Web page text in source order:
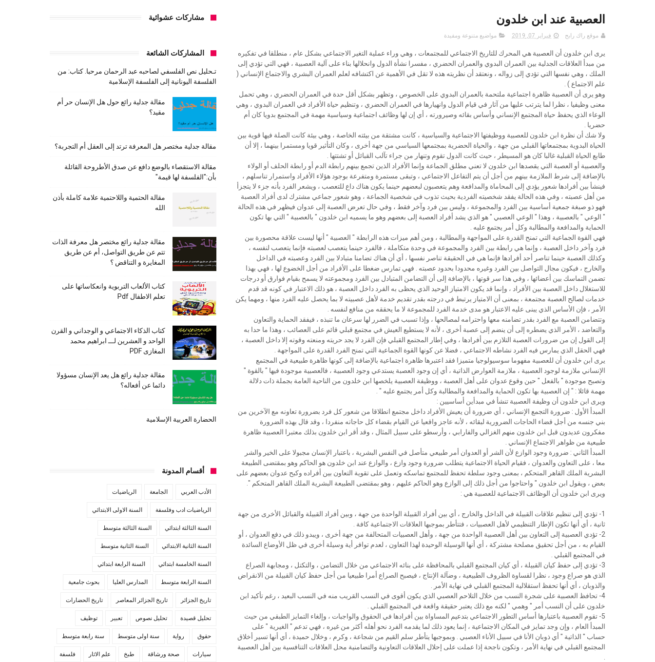
العصبية عند ابن خلدون
موقع راك رابح فبراير 07, 2019 مواضيع متنوعة ومفيدة
ﻳﺮﻯ ﺍﺑﻦ ﺧﻠﺪﻭﻥ ﺃﻥ ﺍﻟﻌﺼﺒﻴﺔ ﻫﻲ ﺍﻟﻤﺤﺮﻙ ﻟﻠﺘﺎﺭﻳﺦ ﺍﻻﺟﺘﻤﺎﻋﻲ ﻟﻠﻤﺠﺘﻤﻌﺎﺕ ، ﻭﻫﻲ ﻭﺭﺍﺀ ﻋﻤﻠﻴﺔ ﺍﻟﺘﻐﻴﺮ ﺍﻻﺟﺘﻤﺎﻋﻲ ﺑﺸﻜﻞ ﻋﺎﻡ ، ﻣﻨﻄﻠﻘﺎ ﻓﻲ ﺗﻔﻜﻴﺮﻩ
ﻣﻦ ﻣﺒﺪﺃ ﺍﻟﻌﻼﻗﺎﺕ ﺍﻟﺠﺪﻟﻴﺔ ﺑﻴﻦ ﺍﻟﻌﻤﺮﺍﻥ ﺍﻟﺒﺪﻭﻱ ﻭﺍﻟﻌﻤﺮﺍﻥ ﺍﻟﺤﻀﺮﻱ ، ﻣﻔﺴﺮﺍ ﻧﺸﺄﺓ ﺍﻟﺪﻭﻝ ﻭﺍﻧﺤﻼﻟﻬﺎ ﺑﻨﺎﺀ ﻋﻠﻰ ﺁﻟﻴﺔ ﺍﻟﻌﺼﺒﻴﺔ ، ﻓﻬﻲ ﺍﻟﺘﻲ ﺗﺆﺩﻱ ﺇﻟﻰ
ﺍﻟﻤﻠﻚ ، ﻭﻫﻲ ﻧﻔﺴﻬﺎ ﺍﻟﺘﻲ ﺗﺆﺩﻱ ﺇﻟﻰ ﺯﻭﺍﻟﻪ ، ﻭﻧﻌﺘﻘﺪ ﺃﻥ ﻧﻈﺮﻳﺘﻪ ﻫﺬﻩ ﻻ ﺗﻘﻞ ﻓﻲ ﺍﻷﻫﻤﻴﺔ ﻋﻦ ﺍﻛﺘﺸﺎﻓﻪ ﻟﻌﻠﻢ ﺍﻟﻌﻤﺮﺍﻥ ﺍﻟﺒﺸﺮﻱ ﻭﺍﻻﺟﺘﻤﺎﻉ ﺍﻹﻧﺴﺎﻧﻲ (
ﻋﻠﻢ ﺍﻻﺟﺘﻤﺎﻉ ) .
ﻭﻫﻮ ﻳﺮﻯ ﺃﻥ ﺍﻟﻌﺼﺒﻴﺔ ﻇﺎﻫﺮﺓ ﺍﺟﺘﻤﺎﻋﻴﺔ ﻣﻠﺘﺤﻤﺔ ﺑﺎﻟﻌﻤﺮﺍﻥ ﺍﻟﺒﺪﻭﻱ ﻋﻠﻰ ﺍﻟﺨﺼﻮﺹ ، ﻭﺗﻈﻬﺮ ﺑﺸﻜﻞ ﺃﻗﻞ ﺣﺪﺓ ﻓﻲ ﺍﻟﻌﻤﺮﺍﻥ ﺍﻟﺤﻀﺮﻱ ، ﻭﻫﻲ ﺗﺤﻤﻞ
ﻣﻌﻨﻰ ﻭﻇﻴﻔﻴﺎ ، ﻧﻈﺮﺍ ﻟﻤﺎ ﻳﺘﺮﺗﺐ ﻋﻠﻴﻬﺎ ﻣﻦ ﺁﺛﺎﺭ ﻓﻲ ﻗﻴﺎﻡ ﺍﻟﺪﻭﻝ ﻭﺍﻧﻬﻴﺎﺭﻫﺎ ﻓﻲ ﺍﻟﻌﻤﺮﺍﻥ ﺍﻟﺤﻀﺮﻱ ، ﻭﺗﻨﻈﻴﻢ ﺣﻴﺎﺓ ﺍﻷﻓﺮﺍﺩ ﻓﻲ ﺍﻟﻌﻤﺮﺍﻥ ﺍﻟﺒﺪﻭﻱ ، ﻭﻫﻲ
ﺍﻟﻮﻋﺎﺀ ﺍﻟﺬﻱ ﻳﺤﻔﻆ ﺣﻴﺎﺓ ﺍﻟﻤﺠﺘﻤﻊ ﺍﻹﻧﺴﺎﻧﻲ ﻭﺃﺳﺎﺱ ﺑﻘﺎﺋﻪ ﻭﺻﻴﺮﻭﺭﺗﻪ ، ﺃﻱ ﺇﻥ ﻟﻬﺎ ﻭﻇﺎﺋﻒ ﺍﺟﺘﻤﺎﻋﻴﺔ ﻭﺳﻴﺎﺳﻴﺔ ﻣﻬﻤﺔ ﻓﻲ ﺍﻟﻤﺠﺘﻤﻊ ﺑﺪﻭﻳﺎ ﻛﺎﻥ ﺃﻡ
ﺣﻀﺮﻳﺎ .
ﻭﻻ ﺷﻚ ﺃﻥ ﻧﻈﺮﺓ ﺍﺑﻦ ﺧﻠﺪﻭﻥ ﻟﻠﻌﺼﺒﻴﺔ ﻭﻭﻇﻴﻔﺘﻬﺎ ﺍﻻﺟﺘﻤﺎﻋﻴﺔ ﻭﺍﻟﺴﻴﺎﺳﻴﺔ ، ﻛﺎﻧﺖ ﻣﺸﺘﻘﺔ ﻣﻦ ﺑﻴﺌﺘﻪ ﺍﻟﺨﺎﺻﺔ ، ﻭﻫﻲ ﺑﻴﺌﺔ ﻛﺎﻧﺖ ﺍﻟﺼﻠﺔ ﻓﻴﻬﺎ ﻗﻮﻳﺔ ﺑﻴﻦ
ﺍﻟﺤﻴﺎﺓ ﺍﻟﺒﺪﻭﻳﺔ ﺑﻤﺠﺘﻤﻌﺎﺗﻬﺎ ﺍﻟﻘﺒﻠﻲ ﻣﻦ ﺟﻬﺔ ، ﻭﺍﻟﺤﻴﺎﺓ ﺍﻟﺤﻀﺮﻳﺔ ﺑﻤﺠﺘﻤﻌﻬﺎ ﺍﻟﺴﻴﺎﺳﻲ ﻣﻦ ﺟﻬﺔ ﺃﺧﺮﻯ ، ﻭﻛﺎﻥ ﺍﻟﺘﺄﺛﻴﺮ ﻗﻮﻳﺎ ﻭﻣﺴﺘﻤﺮﺍ ﺑﻴﻨﻬﻤﺎ ، ﺇﻻ ﺃﻥ
ﻃﺎﺑﻊ ﺍﻟﺤﻴﺎﺓ ﺍﻟﻘﺒﻠﻴﺔ ﻏﺎﻟﺒﺎ ﻛﺎﻥ ﻫﻮ ﺍﻟﻤﺴﻴﻄﺮ ، ﺣﻴﺚ ﻛﺎﻧﺖ ﺍﻟﺪﻭﻝ ﺗﻘﻮﻡ ﻭﺗﻨﻬﺎﺭ ﻣﻦ ﺟﺮﺍﺀ ﺗﺂﻟﺐ ﺍﻟﻘﺒﺎﺋﻞ ﺃﻭ ﺗﺸﺘﺘﻬﺎ .
ﻭﺍﻟﻌﺼﺒﻴﺔ ﺃﻭ ﺍﻟﻌﺼﺒﺔ ﺍﻟﺘﻲ ﻳﻘﺼﺪﻫﺎ ﺍﺑﻦ ﺧﻠﺪﻭﻥ ﻻ ﺗﻌﻨﻲ ﻣﻄﻠﻖ ﺍﻟﺠﻤﺎﻋﺔ ﻭﺇﻧﻤﺎ ﺍﻷﻓﺮﺍﺩ ﺍﻟﺬﻳﻦ ﺗﺠﻤﻊ ﺑﻴﻨﻬﻢ ﺭﺍﺑﻄﺔ ﺍﻟﺪﻡ ﺃﻭ ﺭﺍﺑﻄﺔ ﺍﻟﺤﻠﻒ ﺃﻭ ﺍﻟﻮﻻﺀ
ﺑﺎﻹﺿﺎﻓﺔ ﺇﻟﻰ ﺷﺮﻁ ﺍﻟﻤﻼﺯﻣﺔ ﺑﻴﻨﻬﻢ ﻣﻦ ﺃﺟﻞ ﺃﻥ ﻳﺘﻢ ﺍﻟﺘﻔﺎﻋﻞ ﺍﻻﺟﺘﻤﺎﻋﻲ ، ﻭﺗﺒﻘﻰ ﻣﺴﺘﻤﺮﺓ ﻭﻣﺘﻔﺮﻋﺔ ﺑﻮﺟﻮﺩ ﻫﺆﻻﺀ ﺍﻷﻓﺮﺍﺩ ﻭﺍﺳﺘﻤﺮﺍﺭ ﺗﻨﺎﺳﻠﻬﻢ ،
ﻓﻴﻨﺸﺄ ﺑﻴﻦ ﺃﻓﺮﺍﺩﻫﺎ ﺷﻌﻮﺭ ﻳﺆﺩﻱ ﺇﻟﻰ ﺍﻟﻤﺤﺎﻣﺎﺓ ﻭﺍﻟﻤﺪﺍﻓﻌﺔ ﻭﻫﻢ ﻳﺘﻌﺼﺒﻮﻥ ﻟﺒﻌﻀﻬﻢ ﺣﻴﻨﻤﺎ ﻳﻜﻮﻥ ﻫﻨﺎﻙ ﺩﺍﻉ ﻟﻠﺘﻌﺼﺐ ، ﻭﻳﺸﻌﺮ ﺍﻟﻔﺮﺩ ﺑﺄﻧﻪ ﺟﺰﺀ ﻻ ﻳﺘﺠﺰﺃ
ﻣﻦ ﺃﻫﻞ ﻋﺼﺒﺘﻪ ، ﻭﻓﻲ ﻫﺬﻩ ﺍﻟﺤﺎﻟﺔ ﻳﻔﻘﺪ ﺷﺨﺼﻴﺘﻪ ﺍﻟﻔﺮﺩﻳﺔ ﺑﺤﻴﺚ ﺗﺬﻭﺏ ﻓﻲ ﺷﺨﺼﻴﺔ ﺍﻟﺠﻤﺎﻋﺔ ، ﻭﻫﻮ ﺷﻌﻮﺭ ﺟﻤﺎﻋﻲ ﻣﺸﺘﺮﻙ ﻟﺪﻯ ﺃﻓﺮﺍﺩ ﺍﻟﻌﺼﺒﺔ
ﻓﻬﻮ ﺫﻭ ﺻﺒﻐﺔ ﺟﻤﻌﻴﺔ ﺃﺳﺎﺳﻴﺔ ﺑﻴﻦ ﺍﻟﻔﺮﺩ ﻭﺍﻟﻤﺠﻤﻮﻋﺔ ، ﻭﻟﻴﺲ ﺑﻴﻦ ﻓﺮﺩ ﻭﺁﺧﺮ ﻓﻘﻂ ، ﻭﻓﻲ ﺣﺎﻝ ﺗﻌﺮﺽ ﺍﻟﻌﺼﺒﺔ ﺇﻟﻰ ﻋﺪﻭﺍﻥ ﻓﻴﻈﻬﺮ ﻓﻲ ﻫﺬﻩ ﺍﻟﺤﺎﻟﺔ
" ﺍﻟﻮﻋﻲ " ﺑﺎﻟﻌﺼﺒﻴﺔ ، ﻭﻫﺬﺍ " ﺍﻟﻮﻋﻲ ﺍﻟﻌﺼﺒﻲ " ﻫﻮ ﺍﻟﺬﻱ ﻳﺸﺪ ﺃﻓﺮﺍﺩ ﺍﻟﻌﺼﺒﺔ ﺇﻟﻰ ﺑﻌﻀﻬﻢ ﻭﻫﻮ ﻣﺎ ﻳﺴﻤﻴﻪ ﺍﺑﻦ ﺧﻠﺪﻭﻥ " ﺑﺎﻟﻌﺼﺒﻴﺔ " ﺍﻟﺘﻲ ﺑﻬﺎ ﺗﻜﻮﻥ
ﺍﻟﺤﻤﺎﻳﺔ ﻭﺍﻟﻤﺪﺍﻓﻌﺔ ﻭﺍﻟﻤﻄﺎﻟﺒﺔ ﻭﻛﻞ ﺃﻣﺮ ﻳﺠﺘﻤﻊ ﻋﻠﻴﻪ .
ﻓﻬﻲ ﺍﻟﻘﻮﺓ ﺍﻟﺠﻤﺎﻋﻴﺔ ﺍﻟﺘﻲ ﺗﻤﻨﺢ ﺍﻟﻘﺪﺭﺓ ﻋﻠﻰ ﺍﻟﻤﻮﺍﺟﻬﺔ ﻭﺍﻟﻤﻄﺎﻟﺒﺔ ، ﻭﻣﻦ ﺃﻫﻢ ﻣﻴﺰﺍﺕ ﻫﺬﻩ ﺍﻟﺮﺍﺑﻄﺔ " ﺍﻟﻌﺼﺒﻴﺔ " ﺃﻧﻬﺎ ﻟﻴﺴﺖ ﻋﻼﻗﺔ ﻣﺤﺼﻮﺭﺓ ﺑﻴﻦ
ﻓﺮﺩ ﻭﺁﺧﺮ ﺩﺍﺧﻞ ﺍﻟﻌﺼﺒﺔ ، ﻭﺇﻧﻤﺎ ﻫﻲ ﺭﺍﺑﻄﺔ ﺑﻴﻦ ﺍﻟﻔﺮﺩ ﻭﺍﻟﻤﺠﻤﻮﻋﺔ ﻓﻲ ﻭﺣﺪﺓ ﻣﺘﻜﺎﻣﻠﺔ ، ﻓﺎﻟﻔﺮﺩ ﺣﻴﻨﻤﺎ ﻳﺘﻌﺼﺐ ﻟﻌﺼﺒﺘﻪ ﻓﺈﻧﻤﺎ ﻳﺘﻌﺼﺐ ﻟﻨﻔﺴﻪ ،
ﻭﻛﺬﻟﻚ ﺍﻟﻌﺼﺒﺔ ﺣﻴﻨﻤﺎ ﺗﻨﺎﺻﺮ ﺃﺣﺪ ﺃﻓﺮﺍﺩﻫﺎ ﻓﺈﻧﻤﺎ ﻫﻲ ﻓﻲ ﺍﻟﺤﻘﻴﻘﺔ ﺗﻨﺎﺻﺮ ﻧﻔﺴﻬﺎ ، ﺃﻱ ﺃﻥ ﻫﻨﺎﻙ ﺗﻀﺎﻣﻨﺎ ﻣﺘﺒﺎﺩﻻ ﺑﻴﻦ ﺍﻟﻔﺮﺩ ﻭﻋﺼﺒﺘﻪ ﻓﻲ ﺍﻟﺪﺍﺧﻞ
ﻭﺍﻟﺨﺎﺭﺝ ، ﻓﻴﻜﻮﻥ ﻣﺠﺎﻝ ﺍﻟﺘﻮﺍﺻﻞ ﺑﻴﻦ ﺍﻟﻔﺮﺩ ﻭﻏﻴﺮﻩ ﻣﺤﺪﻭﺩﺍ ﺑﺤﺪﻭﺩ ﻋﺼﺒﺘﻪ . ﻓﻬﻲ ﺗﻤﺎﺭﺱ ﺿﻐﻄﺎ ﻋﻠﻰ ﺍﻷﻓﺮﺍﺩ ﻣﻦ ﺃﺟﻞ ﺍﻟﺨﻀﻮﻉ ﻟﻬﺎ ، ﻓﻬﻲ ﺑﻬﺬﺍ
ﺗﻀﻤﻦ ﺍﻟﺘﻤﺎﺳﻚ ﺑﻴﻦ ﺃﻋﻀﺎﺋﻬﺎ ، ﻭﻓﻲ ﻫﺬﺍ ﺳﺮ ﻗﻮﺗﻬﺎ ، ﺑﺎﻹﺿﺎﻓﺔ ﺇﻟﻰ ﺃﻥ ﺍﻟﺘﻀﺎﻣﻦ ﺍﻟﻤﺘﺒﺎﺩﻝ ﺑﻴﻦ ﺍﻟﻔﺮﺩ ﻭﻣﺠﻤﻮﻋﺘﻪ ﻻ ﻳﺴﻤﺢ ﺑﻘﻴﺎﻡ ﻓﻮﺍﺭﻕ ﺃﻭ ﺩﺭﺟﺎﺕ
ﻟﻼﺳﺘﻐﻼﻝ ﺩﺍﺧﻞ ﺍﻟﻌﺼﺒﺔ ﺑﻴﻦ ﺍﻷﻓﺮﺍﺩ ، ﻭﺇﻧﻤﺎ ﻗﺪ ﻳﻜﻮﻥ ﺍﻻﻣﺘﻴﺎﺯ ﺍﻟﻮﺣﻴﺪ ﺍﻟﺬﻱ ﻳﺤﻈﻰ ﺑﻪ ﺍﻟﻔﺮﺩ ﺩﺍﺧﻞ ﺍﻟﻌﺼﺒﺔ ، ﻫﻮ ﺫﻟﻚ ﺍﻻﻋﺘﺒﺎﺭ ﻓﻲ ﻛﻮﻧﻪ ﻗﺪ ﻗﺪﻡ
ﺧﺪﻣﺎﺕ ﻟﺼﺎﻟﺢ ﺍﻟﻌﺼﺒﺔ ﻣﺠﺘﻤﻌﺔ ، ﺑﻤﻌﻨﻰ ﺃﻥ ﺍﻻﻣﺘﻴﺎﺯ ﻳﺮﺗﺒﻂ ﻓﻲ ﺩﺭﺟﺘﻪ ﺑﻘﺪﺭ ﺗﻘﺪﻳﻢ ﺧﺪﻣﺔ ﻷﻫﻞ ﻋﺼﺒﻴﺘﻪ ﻻ ﺑﻤﺎ ﻳﺤﺼﻞ ﻋﻠﻴﻪ ﺍﻟﻔﺮﺩ ﻣﻨﻬﺎ ، ﻭﻣﻬﻤﺎ ﻳﻜﻦ
ﺍﻷﻣﺮ ، ﻓﺈﻥ ﺍﻷﺳﺎﺱ ﺍﻟﺬﻱ ﻳﺒﻨﻰ ﻋﻠﻴﻪ ﺍﻻﻋﺘﺒﺎﺭ ﻫﻮ ﻣﺪﻯ ﺧﺪﻣﺔ ﺍﻟﻔﺮﺩ ﻟﻠﻤﺠﻤﻮﻋﺔ ﻻ ﻣﺎ ﻳﺤﻘﻘﻪ ﻣﻦ ﻣﻨﺎﻓﻊ ﻟﻨﻔﺴﻪ .
ﻭﺗﺘﻀﺎﻣﻦ ﺍﻟﻌﺼﺒﺔ ﻣﻊ ﺍﻟﻔﺮﺩ ﺑﻘﺪﺭ ﺗﻀﺎﻣﻨﻪ ﻣﻌﻬﺎ ﻭﺍﺣﺘﺮﺍﻣﻪ ﻟﻤﺼﺎﻟﺤﻬﺎ ، ﻭﺇﺫﺍ ﺗﺴﺒﺐ ﻓﻲ ﺍﻟﻀﺮﺭ ﻟﻬﺎ ﺳﺮﻋﺎﻥ ﻣﺎ ﺗﻨﺒﺬﻩ ، ﻓﻴﻔﻘﺪ ﺍﻟﺤﻤﺎﻳﺔ ﻭﺍﻟﺘﻌﺎﻭﻥ
ﻭﺍﻟﺘﻌﺎﺿﺪ ، ﺍﻷﻣﺮ ﺍﻟﺬﻱ ﻳﻀﻄﺮﻩ ﺇﻟﻰ ﺃﻥ ﻳﻨﻀﻢ ﺇﻟﻰ ﻋﺼﺒﺔ ﺃﺧﺮﻯ ، ﻷﻧﻪ ﻻ ﻳﺴﺘﻄﻴﻊ ﺍﻟﻌﻴﺶ ﻓﻲ ﻣﺠﺘﻤﻊ ﻗﺒﻠﻲ ﻗﺎﺋﻢ ﻋﻠﻰ ﺍﻟﻌﺼﺎﺋﺐ ، ﻭﻫﺬﺍ ﻣﺎ ﺣﺪﺍ ﺑﻪ
ﺇﻟﻰ ﺍﻟﻘﻮﻝ ﺇﻥ ﻣﻦ ﺿﺮﻭﺭﺍﺕ ﺍﻟﻌﺼﺒﺔ ﺍﻟﺘﻼﺯﻡ ﺑﻴﻦ ﺃﻓﺮﺍﺩﻫﺎ ، ﻭﻓﻲ ﺇﻃﺎﺭ ﺍﻟﻤﺠﺘﻤﻊ ﺍﻟﻘﺒﻠﻲ ﻓﺈﻥ ﺍﻟﻔﺮﺩ ﻻ ﻳﺠﺪ ﺣﺮﻳﺘﻪ ﻭﻣﻨﻌﺘﻪ ﻭﻗﻮﺗﻪ ﺇﻻ ﺩﺍﺧﻞ ﺍﻟﻌﺼﺒﺔ ،
ﻓﻬﻲ ﺍﻟﺤﻘﻞ ﺍﻟﺬﻱ ﻳﻤﺎﺭﺱ ﻓﻴﻪ ﺍﻟﻔﺮﺩ ﻧﺸﺎﻃﻪ ﺍﻻﺟﺘﻤﺎﻋﻲ ، ﻓﻀﻼ ﻋﻦ ﻛﻮﻧﻬﺎ ﺍﻟﻘﻮﺓ ﺍﻟﺠﻤﺎﻋﻴﺔ ﺍﻟﺘﻲ ﺗﻤﻨﺢ ﺍﻟﻔﺮﺩ ﺍﻟﻘﺪﺭﺓ ﻋﻠﻰ ﺍﻟﻤﻮﺍﺟﻬﺔ .
ﻳﺮﻯ ﺍﺑﻦ ﺧﻠﺪﻭﻥ ﺃﻥ ﻟﻠﻌﺼﺒﻴﺔ ﻣﻔﻬﻮﻣﺎ ﺳﻮﺳﻴﻮﻟﻮﺟﻴﺎ ﻣﺘﻤﻴﺰﺍ ﻓﻘﺪ ﺍﻋﺘﺒﺮﻫﺎ ﻇﺎﻫﺮﺓ ﺍﺟﺘﻤﺎﻋﻴﺔ ﺑﺎﻹﺿﺎﻓﺔ ﺇﻟﻰ ﻛﻮﻧﻬﺎ ﻇﺎﻫﺮﺓ ﻃﺒﻴﻌﻴﺔ ﻓﻲ ﺍﻟﻤﺠﺘﻤﻊ
ﺍﻹﻧﺴﺎﻧﻲ ﻣﻼﺯﻣﺔ ﻟﻮﺟﻮﺩ ﺍﻟﻌﺼﺒﻴﺔ ، ﻣﻼﺯﻣﺔ ﺍﻟﻌﻮﺍﺭﺽ ﺍﻟﺬﺍﺗﻴﺔ ، ﺃﻱ ﺇﻥ ﻭﺟﻮﺩ ﺍﻟﻌﺼﺒﺔ ﻳﺴﺘﺪﻋﻲ ﻭﺟﻮﺩ ﺍﻟﻌﺼﺒﻴﺔ ، ﻓﺎﻟﻌﺼﺒﻴﺔ ﻣﻮﺟﻮﺩﺓ ﻓﻴﻬﺎ " ﺑﺎﻟﻘﻮﺓ "
ﻭﺗﺼﺒﺢ ﻣﻮﺟﻮﺩﺓ " ﺑﺎﻟﻔﻌﻞ " ﺣﻴﻦ ﻭﻗﻮﻉ ﻋﺪﻭﺍﻥ ﻋﻠﻰ ﺃﻫﻞ ﺍﻟﻌﺼﺒﺔ ، ﻭﻭﻇﻴﻔﺔ ﺍﻟﻌﺼﺒﻴﺔ ﻳﻠﺨﺼﻬﺎ ﺍﺑﻦ ﺧﻠﺪﻭﻥ ﻣﻦ ﺍﻟﻨﺎﺣﻴﺔ ﺍﻟﻌﺎﻣﺔ ﺑﺠﻤﻠﺔ ﺫﺍﺕ ﺩﻻﻟﺔ
ﻣﻬﻤﺔ ﻗﺎﺋﻼ : " ﺇﻥ ﺍﻟﻌﺼﺒﻴﺔ ﺑﻬﺎ ﺗﻜﻮﻥ ﺍﻟﺤﻤﺎﻳﺔ ﻭﺍﻟﻤﺪﺍﻓﻌﺔ ﻭﺍﻟﻤﻄﺎﻟﺒﺔ ﻭﻛﻞ ﺃﻣﺮ ﻳﺠﺘﻤﻊ ﻋﻠﻴﻪ " .
ﻭﻳﺮﻯ ﺍﺑﻦ ﺧﻠﺪﻭﻥ ﺃﻥ ﻭﻇﻴﻔﺔ ﺍﻟﻌﺼﺒﻴﺔ ﺗﻨﺸﺄ ﻓﻲ ﻣﺒﺪﺃﻳﻦ ﺃﺳﺎﺳﻴﻴﻦ :
ﺍﻟﻤﺒﺪﺃ ﺍﻷﻭﻝ : ﺿﺮﻭﺭﺓ ﺍﻟﺘﺠﻤﻊ ﺍﻹﻧﺴﺎﻧﻲ ، ﺃﻱ ﺿﺮﻭﺭﺓ ﺃﻥ ﻳﻌﻴﺶ ﺍﻷﻓﺮﺍﺩ ﺩﺍﺧﻞ ﻣﺠﺘﻤﻊ ﺍﻧﻄﻼﻗﺎ ﻣﻦ ﺷﻌﻮﺭ ﻛﻞ ﻓﺮﺩ ﺑﻀﺮﻭﺭﺓ ﺗﻌﺎﻭﻧﻪ ﻣﻊ ﺍﻵﺧﺮﻳﻦ ﻣﻦ
ﺑﻨﻲ ﺟﻨﺴﻪ ﻣﻦ ﺃﺟﻞ ﻗﻀﺎﺀ ﺍﻟﺤﺎﺟﺎﺕ ﺍﻟﻀﺮﻭﺭﻳﺔ ﻟﺒﻘﺎﺋﻪ ، ﻷﻧﻪ ﻋﺎﺟﺰ ﻭﺍﻗﻌﻴﺎ ﻋﻦ ﺍﻟﻘﻴﺎﻡ ﺑﻘﻀﺎﺀ ﻛﻞ ﺣﺎﺟﺎﺗﻪ ﻣﻨﻔﺮﺩﺍ ، ﻭﻗﺪ ﻗﺎﻝ ﺑﻬﺬﻩ ﺍﻟﻀﺮﻭﺭﺓ
ﻣﻔﻜﺮﻭﻥ ﻋﺪﻳﺪﻭﻥ ﻗﺒﻞ ﺍﺑﻦ ﺧﻠﺪﻭﻥ ﻣﻨﻬﻢ ﺍﻟﻐﺰﺍﻟﻲ ﻭﺍﻟﻔﺎﺭﺍﺑﻲ ، ﻭﺃﺭﺳﻄﻮ ﻋﻠﻰ ﺳﺒﻴﻞ ﺍﻟﻤﺜﺎﻝ ، ﻭﻗﺪ ﺃﻗﺮ ﺍﺑﻦ ﺧﻠﺪﻭﻥ ﺑﺬﻟﻚ ﻣﻌﺘﺒﺮﺍ ﺍﻟﻌﺼﺒﻴﺔ ﻇﺎﻫﺮﺓ
ﻃﺒﻴﻌﻴﺔ ﻣﻦ ﻇﻮﺍﻫﺮ ﺍﻻﺟﺘﻤﺎﻉ ﺍﻹﻧﺴﺎﻧﻲ .
ﺍﻟﻤﺒﺪﺃ ﺍﻟﺜﺎﻧﻲ : ﺿﺮﻭﺭﺓ ﻭﺟﻮﺩ ﺍﻟﻮﺍﺯﻉ ﻷﻥ ﺍﻟﺸﺮ ﺃﻭ ﺍﻟﻌﺪﻭﺍﻥ ﺃﻣﺮ ﻃﺒﻴﻌﻲ ﻣﺘﺄﺻﻞ ﻓﻲ ﺍﻟﻨﻔﺲ ﺍﻟﺒﺸﺮﻳﺔ ، ﺑﺎﻋﺘﺒﺎﺭ ﺍﻹﻧﺴﺎﻥ ﻣﺠﺒﻮﻻ ﻋﻠﻰ ﺍﻟﺨﻴﺮ ﻭﺍﻟﺸﺮ
ﻣﻌﺎ ، ﻋﻠﻰ ﺍﻟﺘﻌﺎﻭﻥ ﻭﺍﻟﻌﺪﻭﺍﻥ ، ﻓﻘﻴﺎﻡ ﺍﻟﺤﻴﺎﺓ ﺍﻻﺟﺘﻤﺎﻋﻴﺔ ﻳﺘﻄﻠﺐ ﺿﺮﻭﺭﺓ ﻭﺟﻮﺩ ﻭﺍﺯﻉ ، ﻭﺍﻟﻮﺍﺯﻉ ﻋﻨﺪ ﺍﺑﻦ ﺧﻠﺪﻭﻥ ﻫﻮ ﺍﻟﺤﺎﻛﻢ ﻭﻫﻮ ﺑﻤﻘﺘﻀﻰ ﺍﻟﻄﺒﻴﻌﺔ
ﺍﻟﺒﺸﺮﻳﺔ ﺍﻟﻤﻠﻚ ﺍﻟﻘﺎﻫﺮ ﺍﻟﻤﺘﺤﻜﻢ ، ﺑﻤﻌﻨﻰ ﻭﺟﻮﺩ ﺳﻠﻄﺔ ﺗﺤﻔﻆ ﻟﻠﻤﺠﺘﻤﻊ ﺗﻤﺎﺳﻜﻪ ﻭﺗﻌﻤﻞ ﻋﻠﻰ ﺗﻘﻮﻳﺔ ﺍﻟﺘﻌﺎﻭﻥ ﺑﻴﻦ ﺃﻓﺮﺍﺩﻩ ﻭﻛﺒﺢ ﻋﺪﻭﺍﻥ ﺑﻌﻀﻬﻢ ﻋﻠﻰ
ﺑﻌﺾ ، ﻭﻳﻘﻮﻝ ﺍﺑﻦ ﺧﻠﺪﻭﻥ " ﻭﺍﺣﺘﺎﺟﻮﺍ ﻣﻦ ﺃﺟﻞ ﺫﻟﻚ ﺇﻟﻰ ﺍﻟﻮﺍﺯﻉ ﻭﻫﻮ ﺍﻟﺤﺎﻛﻢ ﻋﻠﻴﻬﻢ ، ﻭﻫﻮ ﺑﻤﻘﺘﻀﻰ ﺍﻟﻄﺒﻴﻌﺔ ﺍﻟﺒﺸﺮﻳﺔ ﺍﻟﻤﻠﻚ ﺍﻟﻘﺎﻫﺮ ﺍﻟﻤﺘﺤﻜﻢ ".
ﻭﻳﺮﻯ ﺍﺑﻦ ﺧﻠﺪﻭﻥ ﺃﻥ ﺍﻟﻮﻇﺎﺋﻒ ﺍﻻﺟﺘﻤﺎﻋﻴﺔ ﻟﻠﻌﺼﺒﻴﺔ ﻫﻲ :
1- ﺗﺆﺩﻱ ﺇﻟﻰ ﺗﻨﻈﻴﻢ ﻋﻼﻗﺎﺕ ﺍﻟﻘﺒﻴﻠﺔ ﻓﻲ ﺍﻟﺪﺍﺧﻞ ﻭﺍﻟﺨﺎﺭﺝ ، ﺃﻱ ﺑﻴﻦ ﺃﻓﺮﺍﺩ ﺍﻟﻘﺒﻴﻠﺔ ﺍﻟﻮﺍﺣﺪﺓ ﻣﻦ ﺟﻬﺔ ، ﻭﺑﻴﻦ ﺃﻓﺮﺍﺩ ﺍﻟﻘﺒﻴﻠﺔ ﻭﺍﻟﻘﺒﺎﺋﻞ ﺍﻷﺧﺮﻯ ﻣﻦ ﺟﻬﺔ
ﺛﺎﻧﻴﺔ ، ﺃﻱ ﺃﻧﻬﺎ ﺗﻜﻮﻥ ﺍﻹﻃﺎﺭ ﺍﻟﺘﻨﻈﻴﻤﻲ ﻷﻫﻞ ﺍﻟﻌﺼﺒﻴﺎﺕ ، ﻓﺘﺘﺄﻃﺮ ﺑﻤﻮﺟﺒﻬﺎ ﺍﻟﻌﻼﻗﺎﺕ ﺍﻻﺟﺘﻤﺎﻋﻴﺔ ﻛﺎﻓﺔ .
2- ﺗﺆﺩﻱ ﺍﻟﻌﺼﺒﻴﺔ ﺇﻟﻰ ﺍﻟﺘﻌﺎﻭﻥ ﺑﻴﻦ ﺃﻫﻞ ﺍﻟﻌﺼﺒﻴﺔ ﺍﻟﻮﺍﺣﺪﺓ ﻣﻦ ﺟﻬﺔ ، ﻭﺃﻫﻞ ﺍﻟﻌﺼﺒﻴﺎﺕ ﺍﻟﻤﺘﺤﺎﻟﻔﺔ ﻣﻦ ﺟﻬﺔ ﺃﺧﺮﻯ ، ﻭﻳﺒﺪﻭ ﺫﻟﻚ ﻓﻲ ﺩﻓﻊ ﺍﻟﻌﺪﻭﺍﻥ ، ﺃﻭ
ﺍﻟﻘﻴﺎﻡ ﺑﻪ ، ﻣﻦ ﺃﺟﻞ ﺗﺤﻘﻴﻖ ﻣﺼﻠﺤﺔ ﻣﺸﺘﺮﻛﺔ ، ﺃﻱ ﺃﻧﻬﺎ ﺍﻟﻮﺳﻴﻠﺔ ﺍﻟﻮﺣﻴﺪﺓ ﻟﻬﺬﺍ ﺍﻟﺘﻌﺎﻭﻥ ، ﻟﻌﺪﻡ ﺗﻮﺍﻓﺮ ﺃﻳﺔ ﻭﺳﻴﻠﺔ ﺃﺧﺮﻯ ﻓﻲ ﻇﻞ ﺍﻷﻭﺿﺎﻉ ﺍﻟﺴﺎﺋﺪﺓ
ﻓﻲ ﺍﻟﻤﺠﺘﻤﻊ ﺍﻟﻘﺒﻠﻲ .
3- ﺗﺆﺩﻱ ﺇﻟﻰ ﺣﻔﻆ ﻛﻴﺎﻥ ﺍﻟﻘﺒﻴﻠﺔ ، ﺃﻱ ﻛﻴﺎﻥ ﺍﻟﻤﺠﺘﻤﻊ ﺍﻟﻘﺒﻠﻲ ﺑﺎﻟﻤﺤﺎﻓﻈﺔ ﻋﻠﻰ ﺑﻨﺎﺋﻪ ﺍﻻﺟﺘﻤﺎﻋﻲ ﻣﻦ ﺧﻼﻝ ﺍﻟﺘﻀﺎﻣﻦ ، ﻭﺍﻟﺘﻜﺘﻞ ، ﻭﻣﺠﺎﺑﻬﺔ ﺍﻟﺼﺮﺍﻉ
ﺍﻟﺬﻱ ﻫﻮ ﺻﺮﺍﻉ ﻭﺟﻮﺩ ، ﻧﻈﺮﺍ ﻟﻘﺴﺎﻭﺓ ﺍﻟﻈﺮﻭﻑ ﺍﻟﻄﺒﻴﻌﻴﺔ ، ﻭﺿﺂﻟﺔ ﺍﻹﻧﺘﺎﺝ ، ﻓﻴﺼﺒﺢ ﺍﻟﺼﺮﺍﻉ ﺃﻣﺮﺍ ﻃﺒﻴﻌﻴﺎ ﻣﻦ ﺃﺟﻞ ﺣﻔﻆ ﻛﻴﺎﻥ ﺍﻟﻘﺒﻴﻠﺔ ﻣﻦ ﺍﻻﻧﻘﺮﺍﺽ
ﻭﺍﻟﺬﻭﺑﺎﻥ ، ﺃﻱ ﺃﻧﻬﺎ ﺗﺤﻔﻆ ﺍﺳﺘﻘﻼﻟﻴﺔ ﺍﻟﻤﺠﺘﻤﻊ ﺍﻟﻘﺒﻠﻲ ﻓﻲ ﻧﻬﺎﻳﺔ ﺍﻷﻣﺮ .
4- ﺗﺤﺎﻓﻆ ﺍﻟﻌﺼﺒﻴﺔ ﻋﻠﻰ ﺷﺠﺮﺓ ﺍﻟﻨﺴﺐ ﻣﻦ ﺧﻼﻝ ﺍﻟﺘﻼﺣﻢ ﺍﻟﻌﺼﺒﻲ ﺍﻟﺬﻱ ﻳﻜﻮﻥ ﺃﻗﻮﻯ ﻓﻲ ﺍﻟﻨﺴﺐ ﺍﻟﻘﺮﻳﺐ ﻣﻨﻪ ﻓﻲ ﺍﻟﻨﺴﺐ ﺍﻟﺒﻌﻴﺪ ، ﺭﻏﻢ ﺗﺄﻛﻴﺪ ﺍﺑﻦ
ﺧﻠﺪﻭﻥ ﻋﻠﻰ ﺃﻥ ﺍﻟﻨﺴﺐ ﺃﻣﺮ " ﻭﻫﻤﻲ " ﻟﻜﻨﻪ ﻣﻊ ﺫﻟﻚ ﻳﻌﺘﺒﺮ ﺣﻘﻴﻘﺔ ﻭﺍﻗﻌﺔ ﻓﻲ ﺍﻟﻤﺠﺘﻤﻊ ﺍﻟﻘﺒﻠﻲ .
5- ﺗﻘﻮﻡ ﺍﻟﻌﺼﺒﻴﺔ ﺑﺎﻋﺘﺒﺎﺭﻫﺎ ﺃﺳﺎﺱ ﺍﻟﺘﻄﻮﺭ ﺍﻻﺟﺘﻤﺎﻋﻲ ﺑﺘﺪﻋﻴﻢ ﺍﻟﻤﺴﺎﻭﺍﺓ ﺑﻴﻦ ﺃﻓﺮﺍﺩﻫﺎ ﻓﻲ ﺍﻟﺤﻘﻮﻕ ﻭﺍﻟﻮﺍﺟﺒﺎﺕ ، ﻭﺇﻟﻐﺎﺀ ﺍﻟﺘﻤﺎﻳﺰ ﺍﻟﻄﺒﻘﻲ ﻣﻦ ﺣﻴﺚ
ﺍﻟﻤﺒﺪﺃ ﺍﻟﻌﺎﻡ ، ﻭﺇﻥ ﻭﺟﺪ ﺗﻤﺎﻳﺰ ﻓﻲ ﺍﻟﻤﻜﺎﻥ ﺍﻻﺟﺘﻤﺎﻋﻴﺔ ، ﺇﻧﻤﺎ ﻳﻌﻮﺩ ﺫﻟﻚ ﻟﻤﺎ ﻳﻘﺪﻣﻪ ﺍﻟﻔﺮﺩ ﻧﺤﻮ ﺃﻫﻠﻪ ﺃﻛﺜﺮ ﻣﻦ ﻏﻴﺮﻩ ، ﻓﻬﻲ ﺗﺪﻋﻢ " ﺍﻟﻐﻴﺮﻳﺔ " ﻋﻠﻰ
ﺣﺴﺎﺏ " ﺍﻟﺬﺍﺗﻴﺔ " ﺃﻱ ﺫﻭﺑﺎﻥ ﺍﻷﻧﺎ ﻓﻲ ﺳﺒﻴﻞ ﺍﻷﻧﺎﺀ ﺍﻟﻌﺼﺒﻲ . ﻭﺑﻤﻮﺟﺒﻬﺎ ﻳﺘﺄﻃﺮ ﺳﻠﻢ ﺍﻟﻘﻴﻢ ﻣﻦ ﺷﺠﺎﻋﺔ ، ﻭﻛﺮﻡ ، ﻭﺧﻼﻝ ﺣﻤﻴﺪﺓ ، ﺃﻱ ﺃﻧﻬﺎ ﺗﺴﻴﺮ ﺃﺧﻼﻕ
ﺍﻟﻤﺠﺘﻤﻊ ﺍﻟﻘﺒﻠﻲ ﻓﻲ ﻧﻬﺎﻳﺔ ﺍﻷﻣﺮ ، ﻭﺗﻜﻮﻥ ﻧﺎﺟﺤﺔ ﺇﺫﺍ ﻋﻤﻠﺖ ﻋﻠﻰ ﺇﺣﻼﻝ ﺍﻟﻌﻼﻗﺎﺕ ﺍﻟﺘﻌﺎﻭﻧﻴﺔ ﻭﺍﻟﺘﻀﺎﻣﻨﻴﺔ ﻣﺤﻞ ﺍﻟﻌﻼﻗﺎﺕ ﺍﻟﺘﻨﺎﻓﺴﻴﺔ ﺑﻴﻦ ﺃﻫﻞ ﺍﻟﻌﺼﺒﻴﺔ
مشاركات عشوائية
المشاركات الشائعة
تـحليل نص الفلسفي لصاحبه عبد الرحمان مرحبا. كتاب: من
الفلسفة اليونانية إلى الفلسفة الإسلامية
مقالة جدلية رائع حول هل الإنسان حر أم
مقيد؟
مقالة جدلية مختصر هل المعرفة ترتد إلى العقل أم التجربة؟
مقالة الاستقصاء بالوضع دافع عن صدق الأطروحة القائلة
بأن:"الفلسفة لها قيمة"
مقالة الحتمية واللاحتمية علامة كاملة بأذن
الله
مقالة جدلية رائع مختصر هل معرفة الذات
تتم عن طريق التواصل، أم عن طريق
المغايرة و التناقض ؟
كتاب الألعاب التربوية وانعكاساتها على
تعلم الاطفال Pdf
كتاب الذكاء الاجتماعي و الوجداني و القرن
الواحد و العشرين لـــ ابراهيم محمد
المغازى PDF
مقالة جدلية رائع هل يعد الإنسان مسؤولا
دائما عن أفعاله؟
الحضارة العربية الإسلامية
أقسام المدونة
الأدب العربي الجامعة الرياضيات
الرياضيات ادب وفلسفة السنة الاولى الابتدائي
السنة الثالثة ابتدائي السنة الثالثة متوسط
السنة الثانية الابتدائي السنة الثانية متوسط
السنة الخامسة ابتدائي السنة الرابعة ابتدائي
السنة الرابعة متوسط المدارس العليا بحوث جامعية
تاريخ الجزائر تاريخ الجزائر المعاصر تاريخ الحضارات
تحليل قصيدة تحليل نصوص تعبير توظيف
حقوق رواية سنة اولى متوسط سنة رابعة متوسط
سيارات صحة ورشاقة طبخ علم الاثار فلسفة